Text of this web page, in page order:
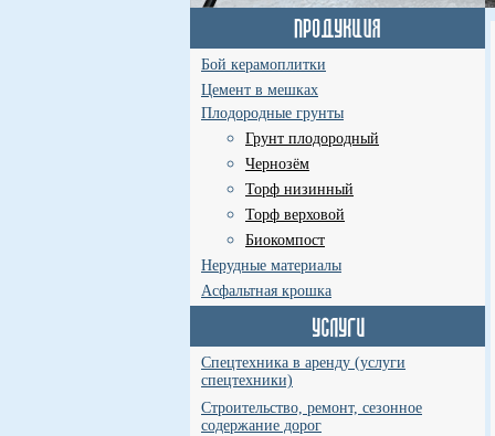
Бой керамоплитки
Цемент в мешках
Плодородные грунты
Грунт плодородный
Чернозём
Торф низинный
Торф верховой
Биокомпост
Нерудные материалы
Асфальтная крошка
Спецтехника в аренду (услуги
спецтехники)
Строительство, ремонт, сезонное
содержание дорог